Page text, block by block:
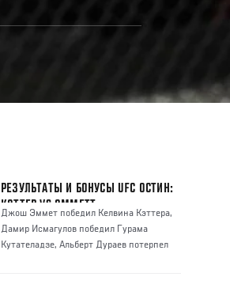
РЕЗУЛЬТАТЫ И БОНУСЫ UFC ОСТИН:
КЭТТЕР VS ЭММЕТТ
Джош Эммет победил Келвина Кэттера,
Дамир Исмагулов победил Гурама
Кутателадзе, Альберт Дураев потерпел